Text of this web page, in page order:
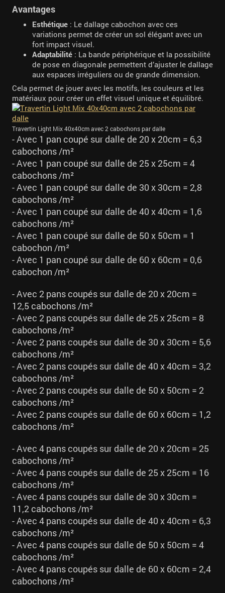
Avantages
Esthétique : Le dallage cabochon avec ces
variations permet de créer un sol élégant avec un
fort impact visuel.
Adaptabilité : La bande périphérique et la possibilité
de pose en diagonale permettent d’ajuster le dallage
aux espaces irréguliers ou de grande dimension.
Cela permet de jouer avec les motifs, les couleurs et les
matériaux pour créer un effet visuel unique et équilibré.
Travertin Light Mix 40x40cm avec 2 cabochons par dalle
- Avec 1 pan coupé sur dalle de 20 x 20cm = 6,3
cabochons /m²
- Avec 1 pan coupé sur dalle de 25 x 25cm = 4
cabochons /m²
- Avec 1 pan coupé sur dalle de 30 x 30cm = 2,8
cabochons /m²
- Avec 1 pan coupé sur dalle de 40 x 40cm = 1,6
cabochons /m²
- Avec 1 pan coupé sur dalle de 50 x 50cm = 1
cabochon /m²
- Avec 1 pan coupé sur dalle de 60 x 60cm = 0,6
cabochon /m²
- Avec 2 pans coupés sur dalle de 20 x 20cm =
12,5 cabochons /m²
- Avec 2 pans coupés sur dalle de 25 x 25cm = 8
cabochons /m²
- Avec 2 pans coupés sur dalle de 30 x 30cm = 5,6
cabochons /m²
- Avec 2 pans coupés sur dalle de 40 x 40cm = 3,2
cabochons /m²
- Avec 2 pans coupés sur dalle de 50 x 50cm = 2
cabochons /m²
- Avec 2 pans coupés sur dalle de 60 x 60cm = 1,2
cabochons /m²
- Avec 4 pans coupés sur dalle de 20 x 20cm = 25
cabochons /m²
- Avec 4 pans coupés sur dalle de 25 x 25cm = 16
cabochons /m²
- Avec 4 pans coupés sur dalle de 30 x 30cm =
11,2 cabochons /m²
- Avec 4 pans coupés sur dalle de 40 x 40cm = 6,3
cabochons /m²
- Avec 4 pans coupés sur dalle de 50 x 50cm = 4
cabochons /m²
- Avec 4 pans coupés sur dalle de 60 x 60cm = 2,4
cabochons /m²